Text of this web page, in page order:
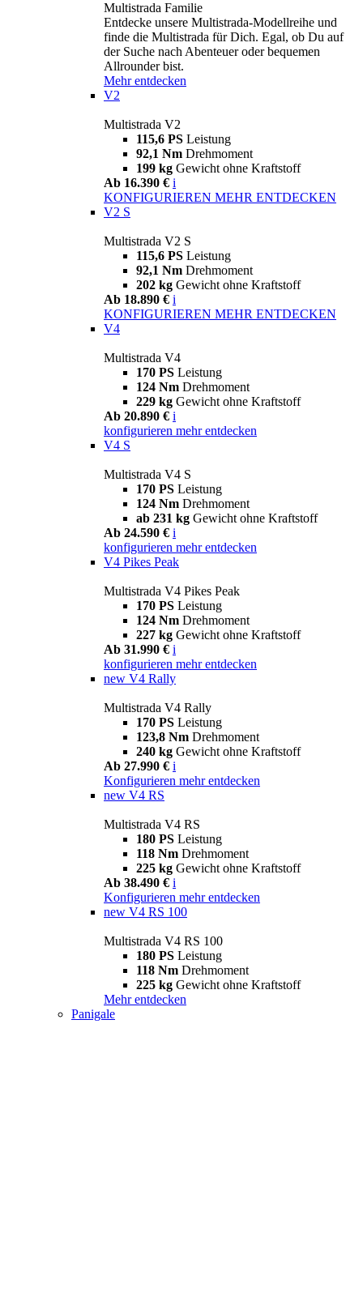
Multistrada Familie
Entdecke unsere Multistrada-Modellreihe und
finde die Multistrada für Dich. Egal, ob Du auf
der Suche nach Abenteuer oder bequemen
Allrounder bist.
Mehr entdecken
V2
Multistrada V2
115,6 PS Leistung
92,1 Nm Drehmoment
199 kg Gewicht ohne Kraftstoff
Ab 16.390 € i
KONFIGURIEREN MEHR ENTDECKEN
V2 S
Multistrada V2 S
115,6 PS Leistung
92,1 Nm Drehmoment
202 kg Gewicht ohne Kraftstoff
Ab 18.890 € i
KONFIGURIEREN MEHR ENTDECKEN
V4
Multistrada V4
170 PS Leistung
124 Nm Drehmoment
229 kg Gewicht ohne Kraftstoff
Ab 20.890 € i
konfigurieren mehr entdecken
V4 S
Multistrada V4 S
170 PS Leistung
124 Nm Drehmoment
ab 231 kg Gewicht ohne Kraftstoff
Ab 24.590 € i
konfigurieren mehr entdecken
V4 Pikes Peak
Multistrada V4 Pikes Peak
170 PS Leistung
124 Nm Drehmoment
227 kg Gewicht ohne Kraftstoff
Ab 31.990 € i
konfigurieren mehr entdecken
new V4 Rally
Multistrada V4 Rally
170 PS Leistung
123,8 Nm Drehmoment
240 kg Gewicht ohne Kraftstoff
Ab 27.990 € i
Konfigurieren mehr entdecken
new V4 RS
Multistrada V4 RS
180 PS Leistung
118 Nm Drehmoment
225 kg Gewicht ohne Kraftstoff
Ab 38.490 € i
Konfigurieren mehr entdecken
new V4 RS 100
Multistrada V4 RS 100
180 PS Leistung
118 Nm Drehmoment
225 kg Gewicht ohne Kraftstoff
Mehr entdecken
Panigale